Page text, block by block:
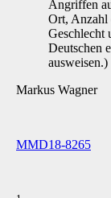
Angriffen
Ort, Anzahl
Geschlecht
Deutschen
ausweisen.)
Markus Wagner
MMD18-8265